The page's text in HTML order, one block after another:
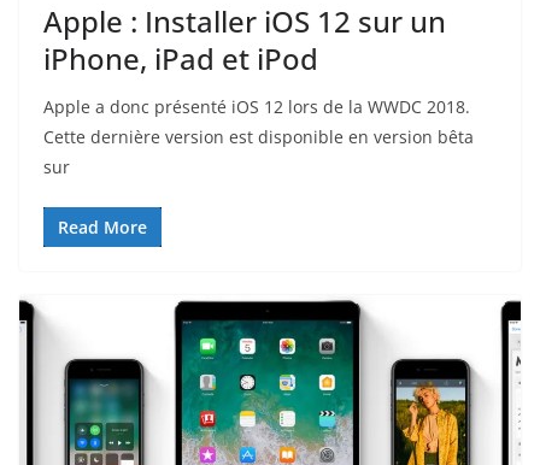
Apple : Installer iOS 12 sur un
iPhone, iPad et iPod
Apple a donc présenté iOS 12 lors de la WWDC 2018.
Cette dernière version est disponible en version bêta
sur
Read More